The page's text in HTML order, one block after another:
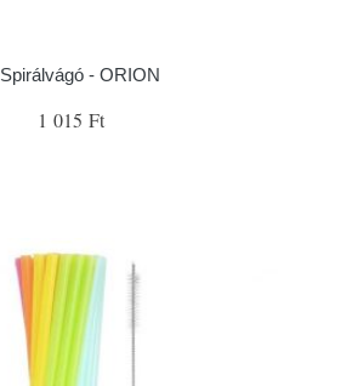
Spirálvágó - ORION
1 015 Ft